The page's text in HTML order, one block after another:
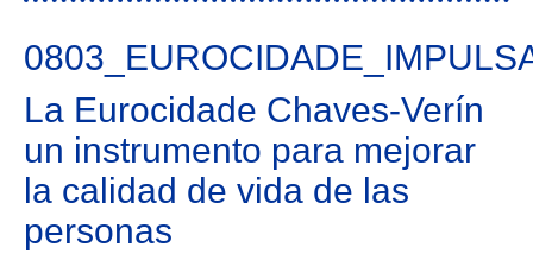
La Eurocidade Chaves-Verín
un instrumento para mejorar
la calidad de vida de las
personas